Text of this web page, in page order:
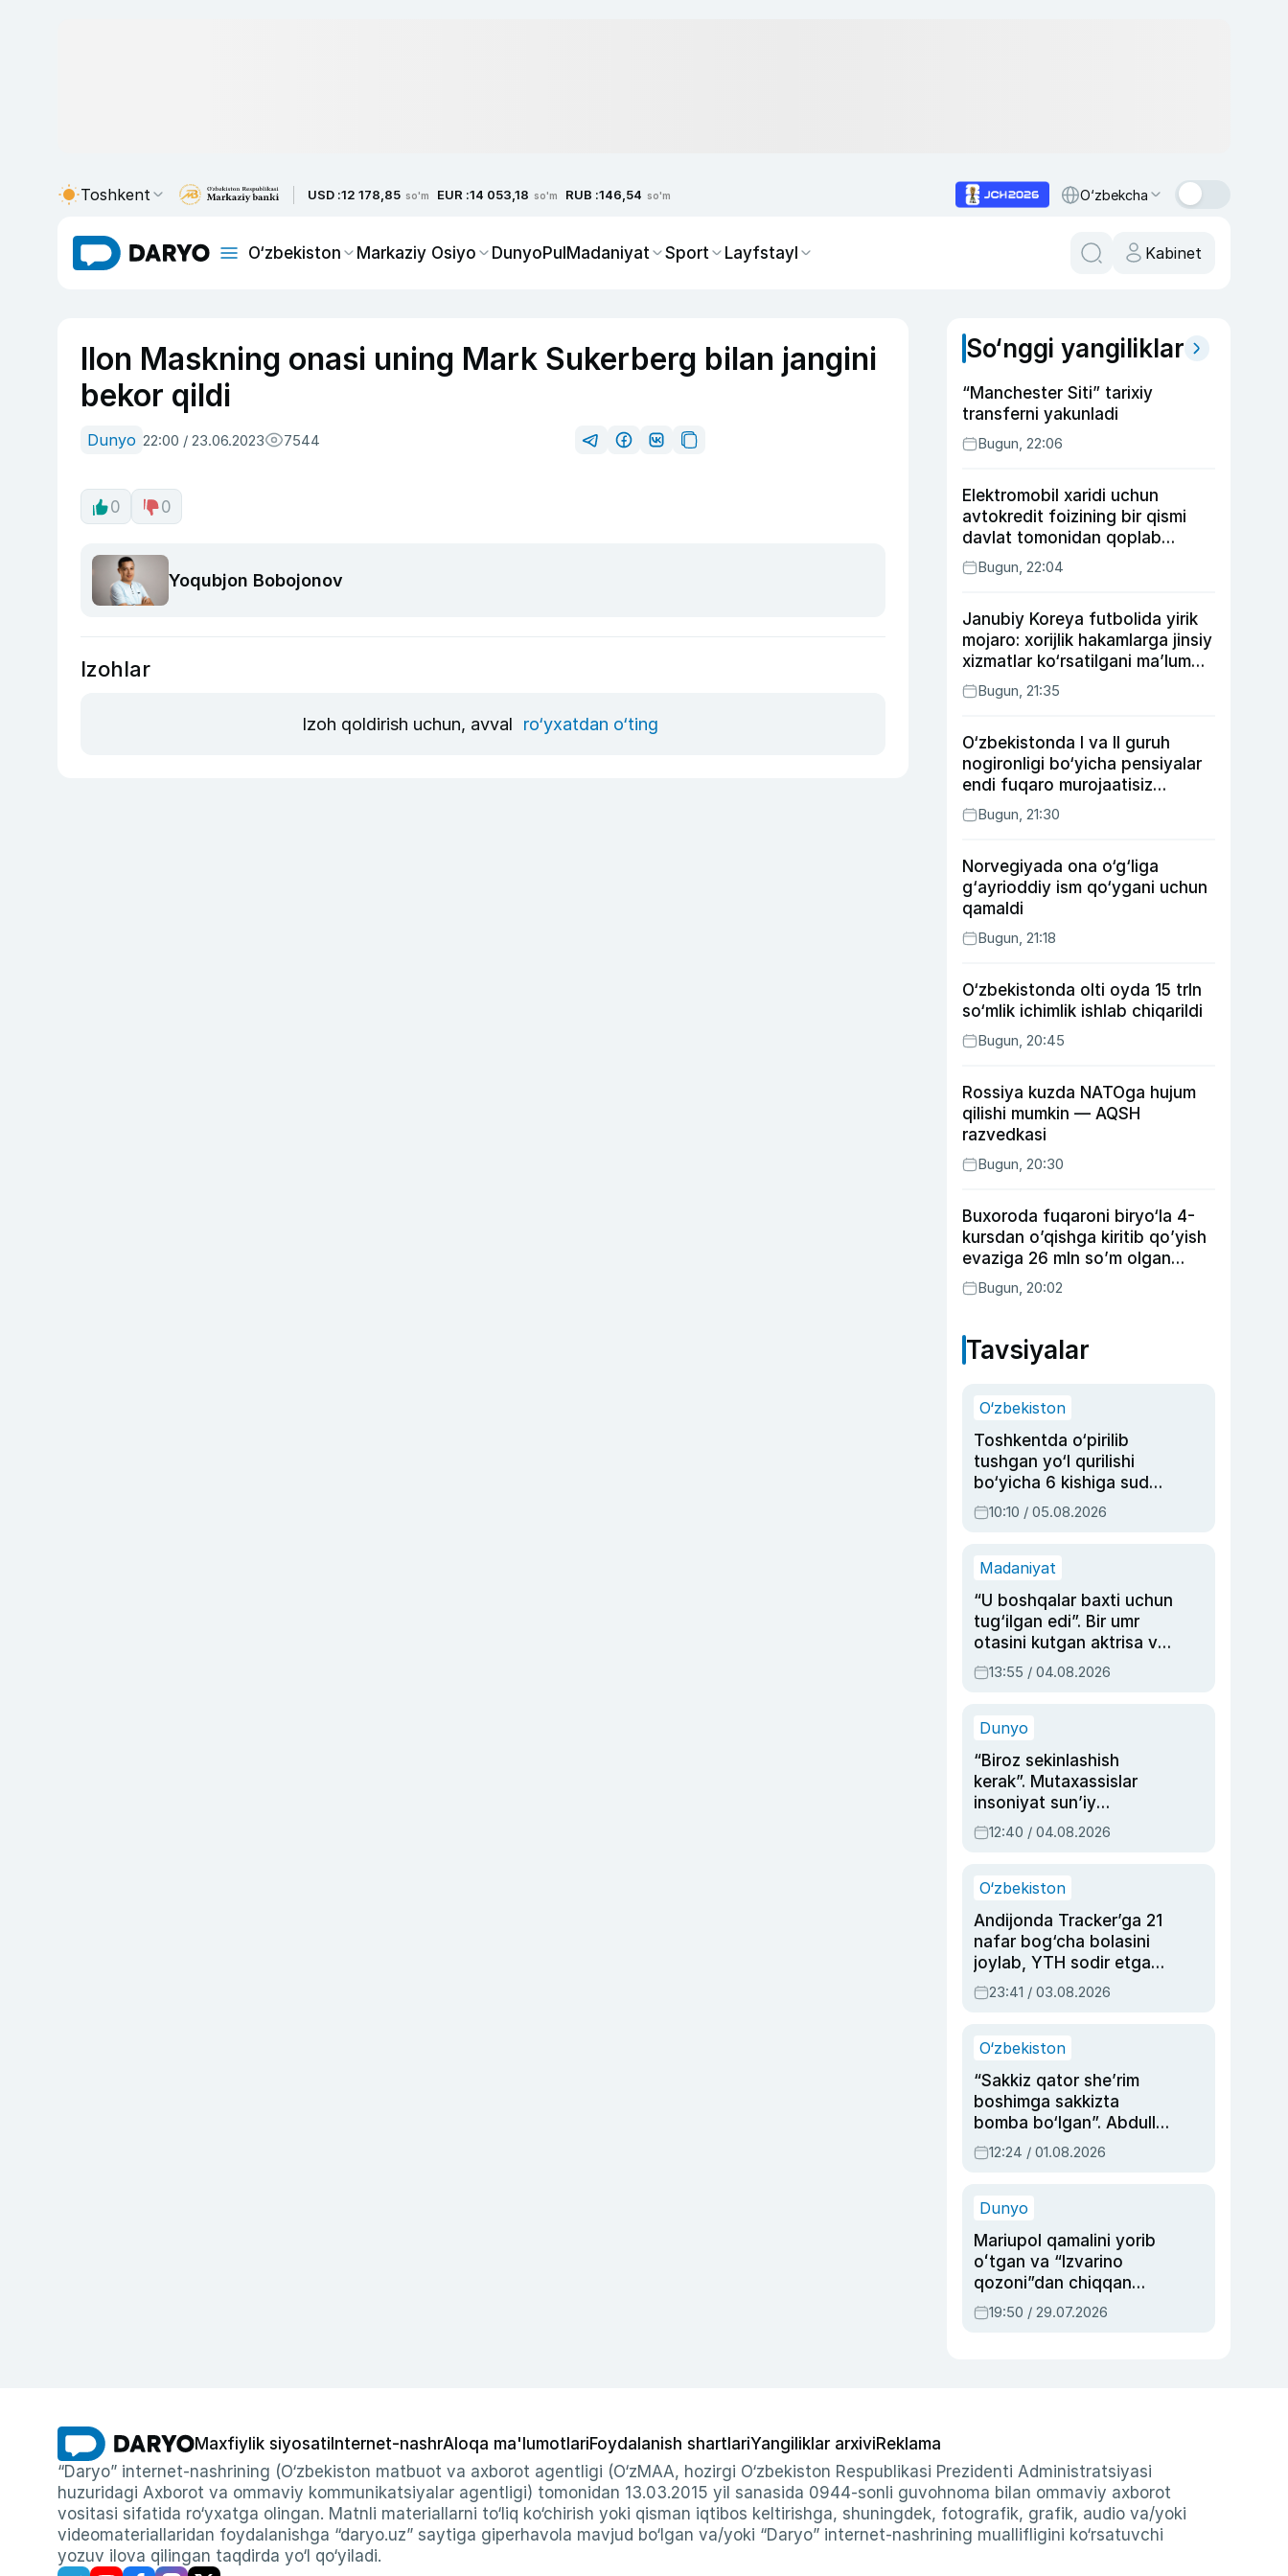
Toshkent USD :12 178,85 so'm EUR :14 053,18 so'm RUB :146,54 so'm O‘zbekcha
O‘zbekiston Markaziy Osiyo DunyoPulMadaniyat Sport Layfstayl Kabinet
Ilon Maskning onasi uning Mark Sukerberg bilan jangini
bekor qildi
Dunyo 22:00 / 23.06.2023 7544
0 0
Yoqubjon Bobojonov
Izohlar
Izoh qoldirish uchun, avval ro‘yxatdan o‘ting
So‘nggi yangiliklar
“Manchester Siti” tarixiy
transferni yakunladi
Bugun, 22:06
Elektromobil xaridi uchun
avtokredit foizining bir qismi
davlat tomonidan qoplab
berilishi mumkin
Bugun, 22:04
Janubiy Koreya futbolida yirik
mojaro: xorijlik hakamlarga jinsiy
xizmatlar ko‘rsatilgani ma’lum
qilindi
Bugun, 21:35
O‘zbekistonda I va II guruh
nogironligi bo‘yicha pensiyalar
endi fuqaro murojaatisiz
tayinlanishi mumkin
Bugun, 21:30
Norvegiyada ona o‘g‘liga
g‘ayrioddiy ism qo‘ygani uchun
qamaldi
Bugun, 21:18
O‘zbekistonda olti oyda 15 trln
so‘mlik ichimlik ishlab chiqarildi
Bugun, 20:45
Rossiya kuzda NATOga hujum
qilishi mumkin — AQSH
razvedkasi
Bugun, 20:30
Buxoroda fuqaroni biryo‘la 4-
kursdan o’qishga kiritib qo’yish
evaziga 26 mln so’m olgan
shaxs ushlandi
Bugun, 20:02
Tavsiyalar
O‘zbekiston
Toshkentda o‘pirilib
tushgan yo‘l qurilishi
bo‘yicha 6 kishiga sud
hukmi o‘qildi
10:10 / 05.08.2026
Madaniyat
“U boshqalar baxti uchun
tug‘ilgan edi”. Bir umr
otasini kutgan aktrisa va
dublyaj ustasi Rimma
Ahmedovaning
13:55 / 04.08.2026
Dunyo
“Biroz sekinlashish
kerak”. Mutaxassislar
insoniyat sun’iy
intellektni boshqara
olmay qolishidan xavotir
12:40 / 04.08.2026
O‘zbekiston
Andijonda Tracker’ga 21
nafar bog‘cha bolasini
joylab, YTH sodir etgan
ayolga sud hukmi o‘qildi
23:41 / 03.08.2026
O‘zbekiston
“Sakkiz qator she’rim
boshimga sakkizta
bomba bo‘lgan”. Abdulla
Oripovni siyosiy
ayblovlardan asrab
12:24 / 01.08.2026
Dunyo
Mariupol qamalini yorib
oʻtgan va “Izvarino
qozoni”dan chiqqan
qahramon — Ukraina
armiyasi bosh
19:50 / 29.07.2026
Maxfiylik siyosati Internet-nashrAloqa ma'lumotlariFoydalanish shartlariYangiliklar arxiviReklama
“Daryo” internet-nashrining (O‘zbekiston matbuot va axborot agentligi (O‘zMAA, hozirgi O‘zbekiston Respublikasi Prezidenti Administratsiyasi
huzuridagi Axborot va ommaviy kommunikatsiyalar agentligi) tomonidan 13.03.2015 yil sanasida 0944-sonli guvohnoma bilan ommaviy axborot
vositasi sifatida ro‘yxatga olingan. Matnli materiallarni to‘liq ko‘chirish yoki qisman iqtibos keltirishga, shuningdek, fotografik, grafik, audio va/yoki
videomateriallaridan foydalanishga “daryo.uz” saytiga giperhavola mavjud bo‘lgan va/yoki “Daryo” internet-nashrining muallifligini ko‘rsatuvchi
yozuv ilova qilingan taqdirda yo‘l qo‘yiladi.